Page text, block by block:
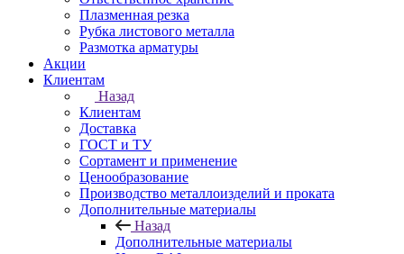
Плазменная резка
Рубка листового металла
Размотка арматуры
Акции
Клиентам
Назад
Клиентам
Доставка
ГОСТ и ТУ
Сортамент и применение
Ценообразование
Производство металлоизделий и проката
Дополнительные материалы
Назад
Дополнительные материалы